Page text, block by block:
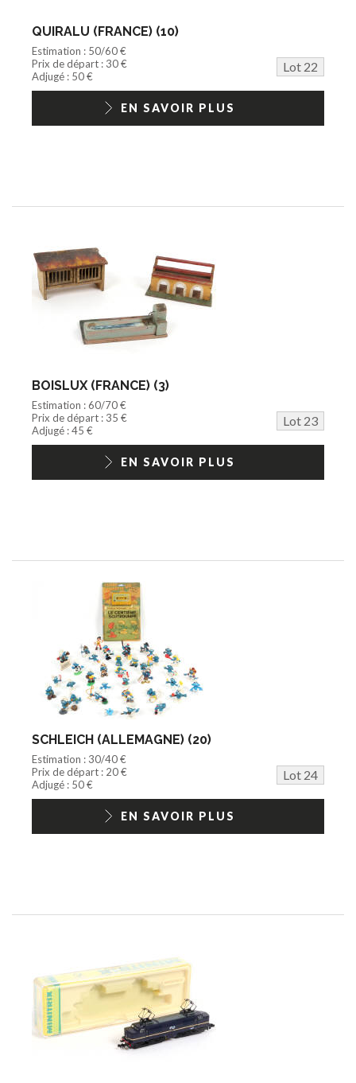
QUIRALU (FRANCE) (10)
Estimation : 50/60 €
Prix de départ : 30 €
Lot 22
Adjugé : 50 €
EN SAVOIR PLUS
BOISLUX (FRANCE) (3)
Estimation : 60/70 €
Prix de départ : 35 €
Lot 23
Adjugé : 45 €
EN SAVOIR PLUS
SCHLEICH (ALLEMAGNE) (20)
Estimation : 30/40 €
Prix de départ : 20 €
Lot 24
Adjugé : 50 €
EN SAVOIR PLUS